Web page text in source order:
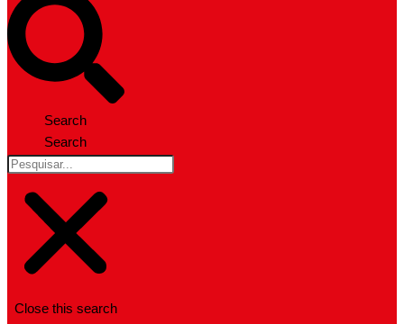
Search
Search
Close this search